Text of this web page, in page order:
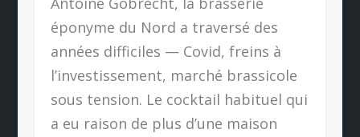
éponyme du Nord a traversé des
années difficiles — Covid, freins à
l’investissement, marché brassicole
sous tension. Le cocktail habituel qui
a eu raison de plus d’une maison